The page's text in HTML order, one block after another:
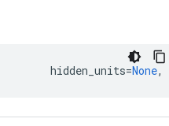
hidden_units=None,